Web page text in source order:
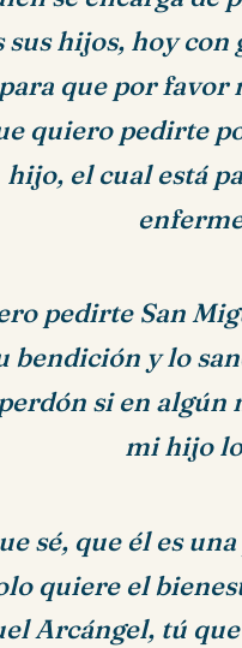
sus hijos, hoy
que por favor
quiero pedirte
hijo, el cual está
pedirte San
bendición y lo
si en algún
mi hijo
sé, que él es
quiere el
Arcángel, tú